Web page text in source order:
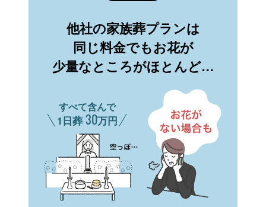
他社の家族葬プランは
同じ料金でもお花が
少量なところがほとんど…
すべて含んで
1日葬 30万円